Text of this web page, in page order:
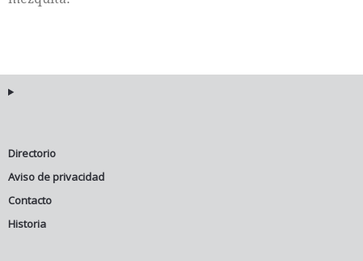
Directorio
Aviso de privacidad
Contacto
Historia